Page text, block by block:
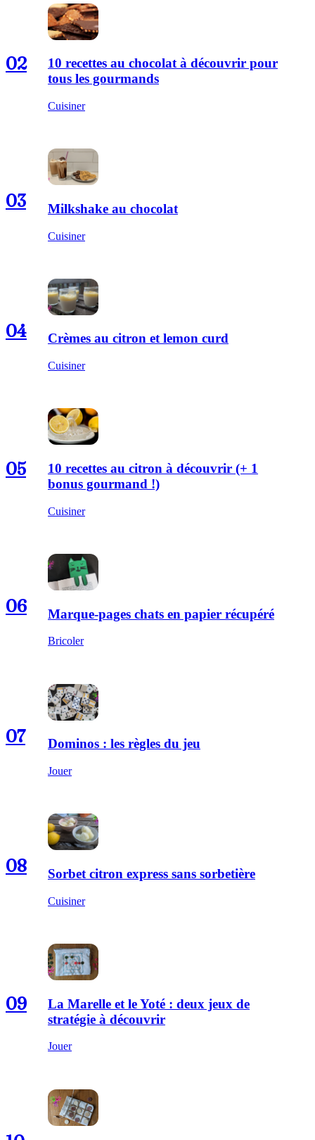
02
10 recettes au chocolat à découvrir pour
tous les gourmands
Cuisiner
03 Milkshake au chocolat
Cuisiner
04 Crèmes au citron et lemon curd
Cuisiner
05
10 recettes au citron à découvrir (+ 1
bonus gourmand !)
Cuisiner
06 Marque-pages chats en papier récupéré
Bricoler
07 Dominos : les règles du jeu
Jouer
08 Sorbet citron express sans sorbetière
Cuisiner
09
La Marelle et le Yoté : deux jeux de
stratégie à découvrir
Jouer